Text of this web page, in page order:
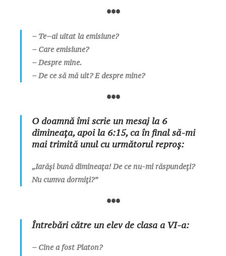
***
– Te–ai uitat la emisiune?
– Care emisiune?
– Despre mine.
– De ce să mă uit? E despre mine?
***
O doamnă îmi scrie un mesaj la 6
dimineața, apoi la 6:15, ca în final să-mi
mai trimită unul cu următorul reproș:
„Iarăși bună dimineața! De ce nu-mi răspundeți?
Nu cumva dormiți?”
***
Întrebări către un elev de clasa a VI-a:
– Cine a fost Platon?